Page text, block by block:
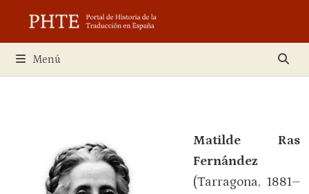
contenido
Menú
Matilde Ras
Fernández
(Tarragona, 1881–